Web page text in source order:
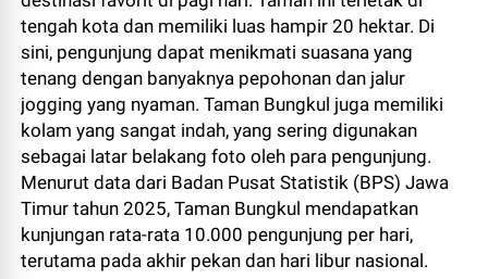
tengah kota dan memiliki luas hampir 20 hektar. Di
sini, pengunjung dapat menikmati suasana yang
tenang dengan banyaknya pepohonan dan jalur
jogging yang nyaman. Taman Bungkul juga memiliki
kolam yang sangat indah, yang sering digunakan
sebagai latar belakang foto oleh para pengunjung.
Menurut data dari Badan Pusat Statistik (BPS) Jawa
Timur tahun 2025, Taman Bungkul mendapatkan
kunjungan rata-rata 10.000 pengunjung per hari,
terutama pada akhir pekan dan hari libur nasional.